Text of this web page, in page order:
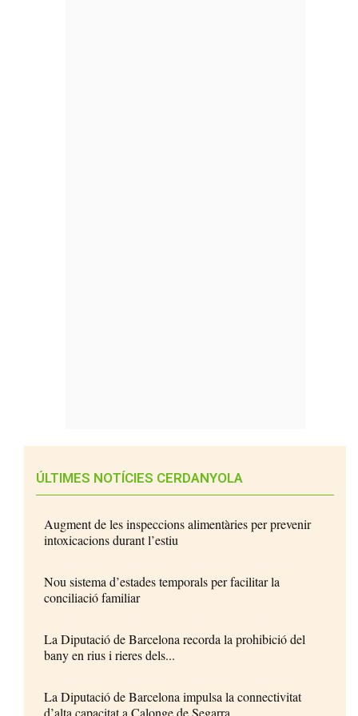
ÚLTIMES NOTÍCIES CERDANYOLA
Augment de les inspeccions alimentàries per prevenir
intoxicacions durant l’estiu
Nou sistema d’estades temporals per facilitar la
conciliació familiar
La Diputació de Barcelona recorda la prohibició del
bany en rius i rieres dels...
La Diputació de Barcelona impulsa la connectivitat
d’alta capacitat a Calonge de Segarra